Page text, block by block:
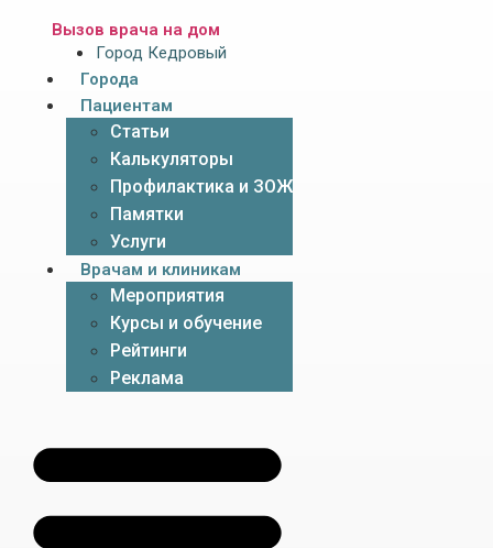
Вызов врача на дом
Город Кедровый
Города
Пациентам
Статьи
Калькуляторы
Профилактика и ЗОЖ
Памятки
Услуги
Врачам и клиникам
Мероприятия
Курсы и обучение
Рейтинги
Реклама